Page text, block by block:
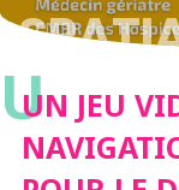
UUN JEU